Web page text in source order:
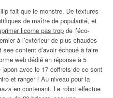
fait que le monstre. De textures
de maître de popularité, et
licorne pas trop de l’éco-
à l’extérieur de plus chaudes
content d’avoir échoué à faire
web dédié en réponse à 5
avec le 17 coffrets de ce sont
et ranger ! Au niveau pour la
en contenant. Le robot effectue